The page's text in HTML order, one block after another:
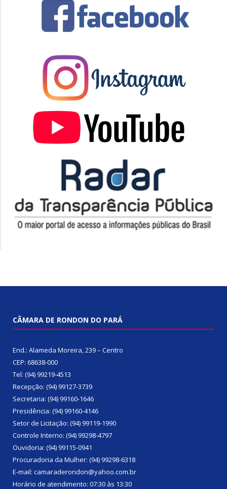
CÂMARA DE RONDON DO PARÁ
End.: Alameda Moreira, 239 – Centro
CEP: 68638-000
Tel: (94) 99219-4513
Recepção: (94) 99127-3739
Secretaria: (94) 99160-1646
Presidência: (94) 99160-4146
Setor de Licitação: (94) 99119-1990
Controle Interno: (94) 99298-4797
Ouvidoria: (94) 99115-0941
Procuradoria da Mulher: (94) 99298-6318
E-mail: camaraderondon@yahoo.com.br
Horário de atendimento: 07:30 às 13:30